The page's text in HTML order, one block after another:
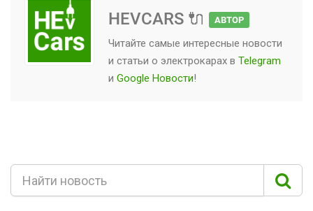
HEVCARS 🔌 АВТОР
Читайте самые интересные новости
и статьи о электрокарах в Telegram
и Google Новости!